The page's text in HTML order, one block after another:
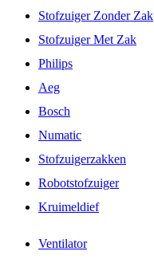
Stofzuiger Zonder Zak
Stofzuiger Met Zak
Philips
Aeg
Bosch
Numatic
Stofzuigerzakken
Robotstofzuiger
Kruimeldief
Ventilator